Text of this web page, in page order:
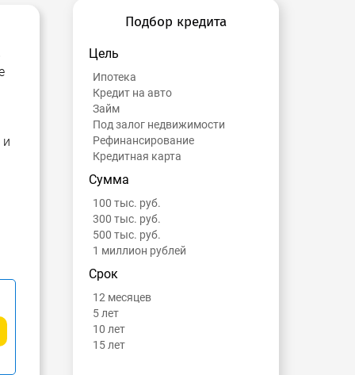
и
Подбор кредита
Цель
Ипотека
Кредит на авто
Займ
Под залог недвижимости
Рефинансирование
Кредитная карта
Сумма
100 тыс. руб.
300 тыс. руб.
500 тыс. руб.
1 миллион рублей
Срок
12 месяцев
5 лет
10 лет
15 лет